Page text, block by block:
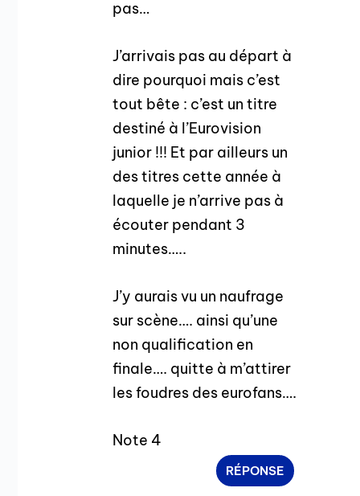
pas…
J’arrivais pas au départ à
dire pourquoi mais c’est
tout bête : c’est un titre
destiné à l’Eurovision
junior !!! Et par ailleurs un
des titres cette année à
laquelle je n’arrive pas à
écouter pendant 3
minutes…..
J’y aurais vu un naufrage
sur scène…. ainsi qu’une
non qualification en
finale…. quitte à m’attirer
les foudres des eurofans….
Note 4
RÉPONSE